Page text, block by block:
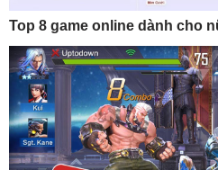
Top 8 game online dành cho